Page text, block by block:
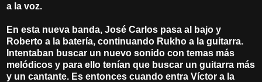
a la voz.
En esta nueva banda, José Carlos pasa al bajo y
Roberto a la batería, continuando Rukho a la guitarra.
Intentaban buscar un nuevo sonido con temas más
melódicos y para ello tenían que buscar un guitarra más
y un cantante. Es entonces cuando entra Víctor a la